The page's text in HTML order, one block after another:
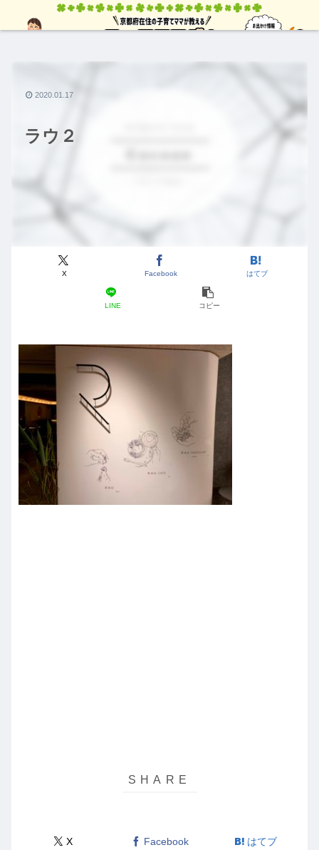
ラウ２
X Facebook はてブ
LINE コピー
2020.01.17
X Facebook はてブ